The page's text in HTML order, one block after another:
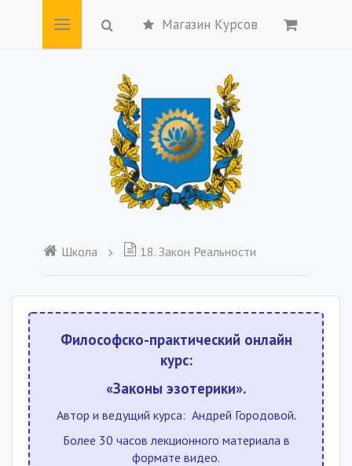
Магазин Курсов
Школа 18. Закон Реальности
Философско-практический онлайн
курс:
«Законы эзотерики».
Автор и ведущий курса: Андрей Городовой.
Более 30 часов лекционного материала в
формате видео.